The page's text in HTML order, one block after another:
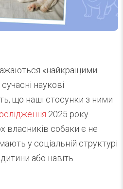
«найкращими
наукові
що наші стосунки з ними
2025 року
власників собаки є не
у соціальній структурі
або навіть